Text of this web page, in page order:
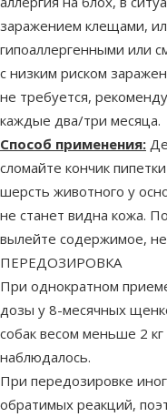
заражением клещами,
гипоаллергенными или
с низким риском
не требуется,
каждые два/три месяца.
Способ применения:
сломайте кончик
шерсть животного у
не станет видна кожа.
вылейте содержимое,
ПЕРЕДОЗИРОВКА
При однократном
дозы у 8-месячных
собак весом меньше 2
наблюдалось.
При передозировке
обратимых реакций,